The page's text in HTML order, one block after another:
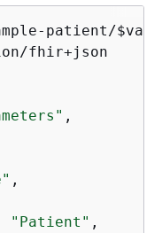
patient/
fhir+json
,
,
"Patient" ,